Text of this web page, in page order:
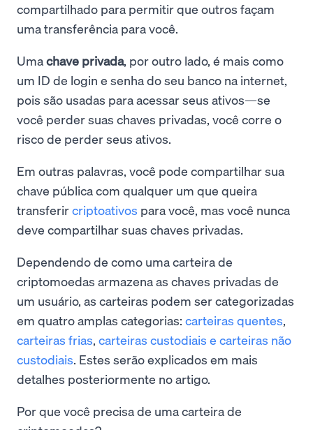
compartilhado para permitir que outros façam
uma transferência para você.
Umachave privada, por outro lado, é mais como
um ID de login e senha do seu banco na internet,
pois são usadas para acessar seus ativos—se
você perder suas chaves privadas, você corre o
risco de perder seus ativos.
Em outras palavras, você pode compartilhar sua
chave pública com qualquer um que queira
transferircriptoativos para você, mas você nunca
deve compartilhar suas chaves privadas.
Dependendo de como uma carteira de
criptomoedas armazena as chaves privadas de
um usuário, as carteiras podem ser categorizadas
em quatro amplas categorias: carteiras quentes,
carteiras frias, carteiras custodiais e carteiras não
custodiais. Estes serão explicados em mais
detalhes posteriormente no artigo.
Por que você precisa de uma carteira de